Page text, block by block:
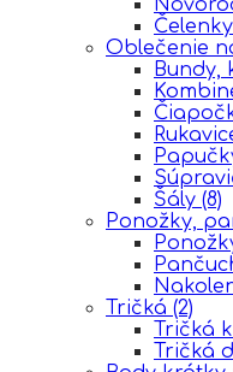
Čelenky
Oblečenie
Bundy,
Šály (8)
Ponožky,
Tričká (2)
Tričká
Tričká